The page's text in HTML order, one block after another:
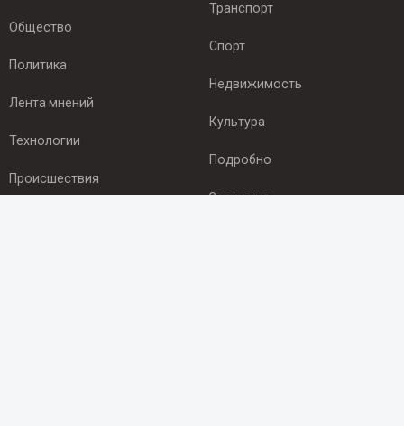
Общество
Политика
Лента мнений
Технологии
Происшествия
Транспорт
Спорт
Недвижимость
Культура
Подробно
Здоровье